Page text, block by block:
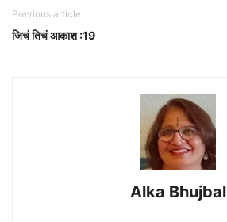
Previous article
जिचं तिचं आकाश :19
Alka Bhujbal